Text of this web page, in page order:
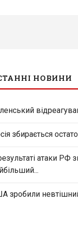
НОВИНИ
збирається
атаки РФ
зробили